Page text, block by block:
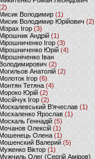
Володимир (1)
Володимир Юрійович(2)
Ігор(3)
Андрій(1)
Ігор (3)
Юрій(4)
Іван
(2)
Анатолій (2)
Ігор (6)
Тетяна (4)
Юрій(2)
Ігор (2)
В'ячеслав (1)
Ярослав (1)
Геннадій (5)
Олексій(1)
Олена(1)
Валерий (5)
Віктор (1)
Олег (Сергій Аміров)